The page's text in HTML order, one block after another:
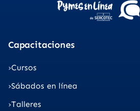
Capacitaciones
Cursos
Sábados en línea
Talleres